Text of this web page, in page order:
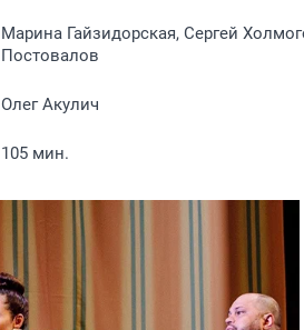
Марина Гайзидорская, Сергей
Постовалов
Олег Акулич
105 мин.